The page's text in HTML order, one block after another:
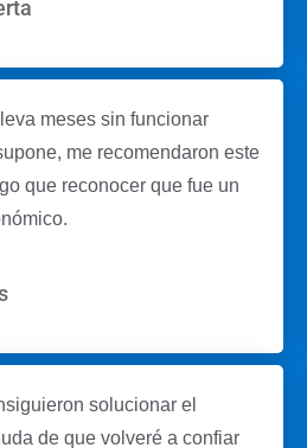
meses sin funcionar
me recomendaron este
que reconocer que fue un
solucionar el
de que volveré a confiar